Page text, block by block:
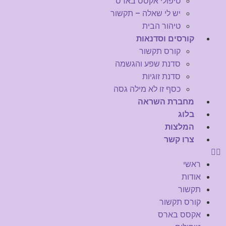
יש לי שאלה – תקשור
טיהור הבית
קורסים וסדנאות
קורס תקשור
סדנת שפע והגשמה
סדנת זוגיות
כסף זו לא מילה גסה
מחברת השראה
בלוג
המלצות
צרו קשר
ראשי
אודות
תקשור
קורס תקשור
אקסס בארס